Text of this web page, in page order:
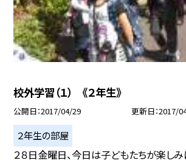
校外学習（１） 《２年生》
公開日 2017/04/29 更新日 2017/
２年生の部屋
２８日金曜日、今日は子どもたちが楽し